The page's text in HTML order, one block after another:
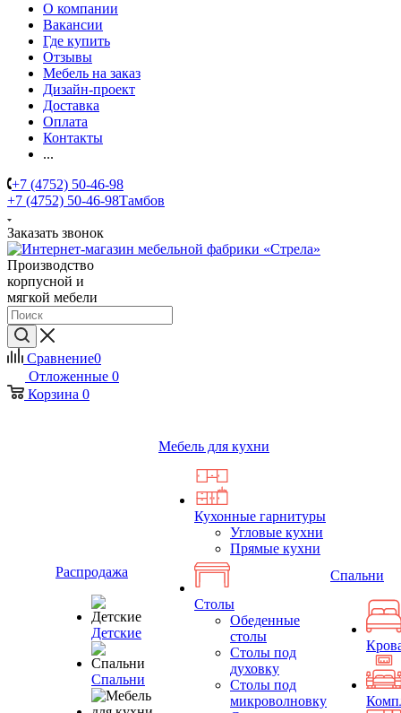
О компании
Вакансии
Где купить
Отзывы
Мебель на заказ
Дизайн-проект
Доставка
Оплата
Контакты
...
+7 (4752) 50-46-98
+7 (4752) 50-46-98Тамбов
Заказать звонок
Производство
корпусной и
мягкой мебели
Сравнение0
Отложенные 0
Корзина 0
Распродажа
Детские
Спальни
Мебель для кухни
Кухонные гарнитуры
Угловые кухни
Прямые кухни
Столы
Обеденные
столы
Столы под
духовку
Столы под
микроволновку
Спальни